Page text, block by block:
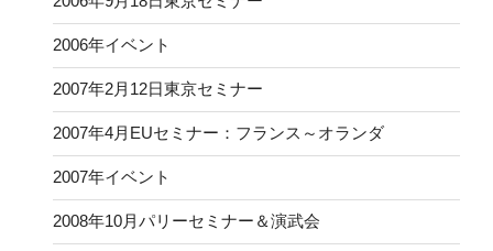
2006年イベント
2007年2月12日東京セミナー
2007年4月EUセミナー：フランス～オランダ
2007年イベント
2008年10月パリーセミナー＆演武会